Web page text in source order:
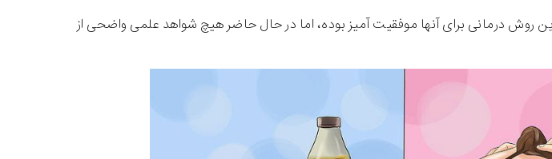
این روش درمانی برای آنها موفقیت آمیز بوده، اما در حال حاضر هیچ شواهد علمی واضحی از